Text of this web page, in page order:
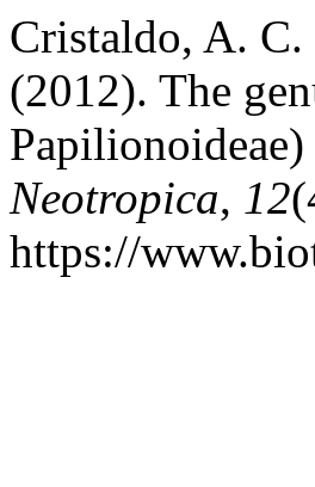
Cristaldo, A.
(2012). The
Neotropica, 12
https://